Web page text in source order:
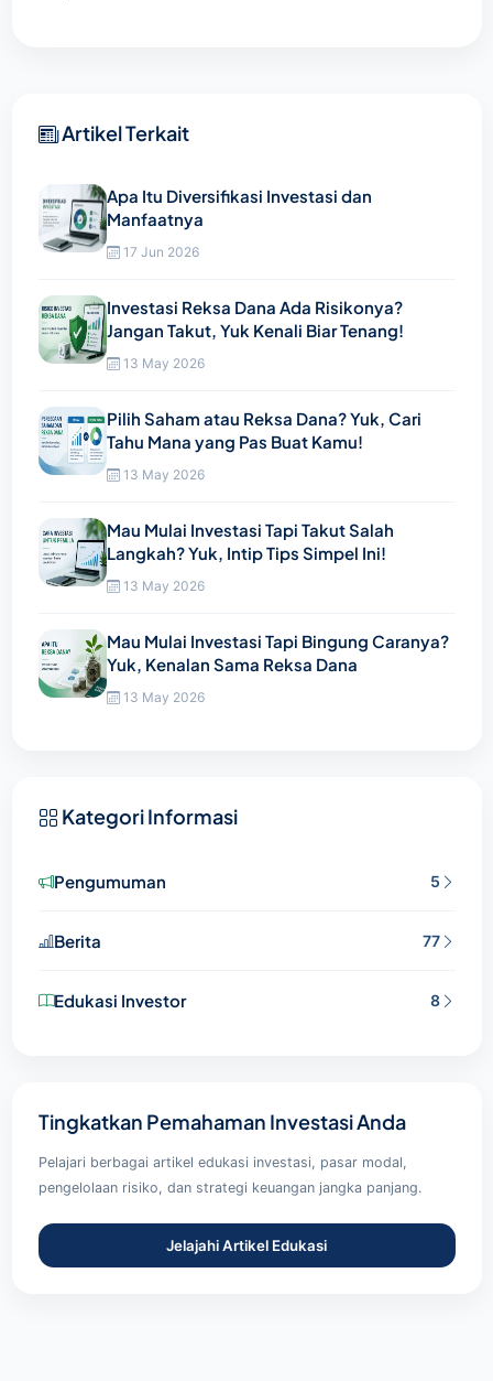
Artikel Terkait
Apa Itu Diversifikasi Investasi dan
Manfaatnya
17 Jun 2026
Investasi Reksa Dana Ada Risikonya?
Jangan Takut, Yuk Kenali Biar Tenang!
13 May 2026
Pilih Saham atau Reksa Dana? Yuk, Cari
Tahu Mana yang Pas Buat Kamu!
13 May 2026
Mau Mulai Investasi Tapi Takut Salah
Langkah? Yuk, Intip Tips Simpel Ini!
13 May 2026
Mau Mulai Investasi Tapi Bingung Caranya?
Yuk, Kenalan Sama Reksa Dana
13 May 2026
Kategori Informasi
Pengumuman 5
Berita 77
Edukasi Investor 8
Tingkatkan Pemahaman Investasi Anda
Pelajari berbagai artikel edukasi investasi, pasar modal,
pengelolaan risiko, dan strategi keuangan jangka panjang.
Jelajahi Artikel Edukasi